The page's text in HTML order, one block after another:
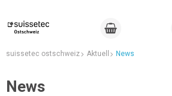
suissetec ostschweiz Aktuell News
News